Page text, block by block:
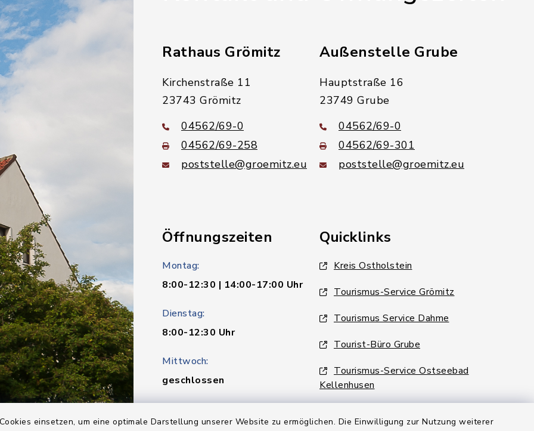
einsetzen, um eine optimale Darstellung unserer Website zu ermöglichen. Die Einwilligung zur Nutzung weiterer
Rathaus Grömitz
Kirchenstraße 11
23743 Grömitz
04562/69-0
04562/69-258
poststelle@groemitz.eu
Außenstelle Grube
Hauptstraße 16
23749 Grube
04562/69-0
04562/69-301
poststelle@groemitz.eu
Öffnungszeiten
Montag:
8:00-12:30 | 14:00-17:00 Uhr
Dienstag:
8:00-12:30 Uhr
Mittwoch:
geschlossen
8:00-12:30 | 14:00-16:00 Uhr
Quicklinks
Kreis Ostholstein
Tourismus-Service Grömitz
Tourismus Service Dahme
Tourist-Büro Grube
Tourismus-Service Ostseebad
Kellenhusen